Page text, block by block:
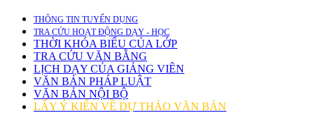
THÔNG TIN TUYỂN DỤNG
TRA CỨU HOẠT ĐỘNG DẠY - HỌC
THỜI KHÓA BIỂU CỦA LỚP
TRA CỨU VĂN BẰNG
LỊCH DẠY CỦA GIẢNG VIÊN
VĂN BẢN PHÁP LUẬT
VĂN BẢN NỘI BỘ
LẤY Ý KIẾN VỀ DỰ THẢO VĂN BẢN